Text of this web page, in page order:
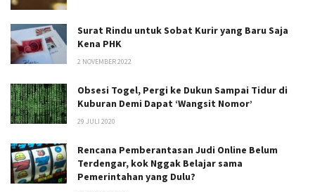
Surat Rindu untuk Sobat Kurir yang Baru Saja
Kena PHK
2 NOVEMBER 2022
Obsesi Togel, Pergi ke Dukun Sampai Tidur di
Kuburan Demi Dapat ‘Wangsit Nomor’
29 JULI 2020
Rencana Pemberantasan Judi Online Belum
Terdengar, kok Nggak Belajar sama
Pemerintahan yang Dulu?